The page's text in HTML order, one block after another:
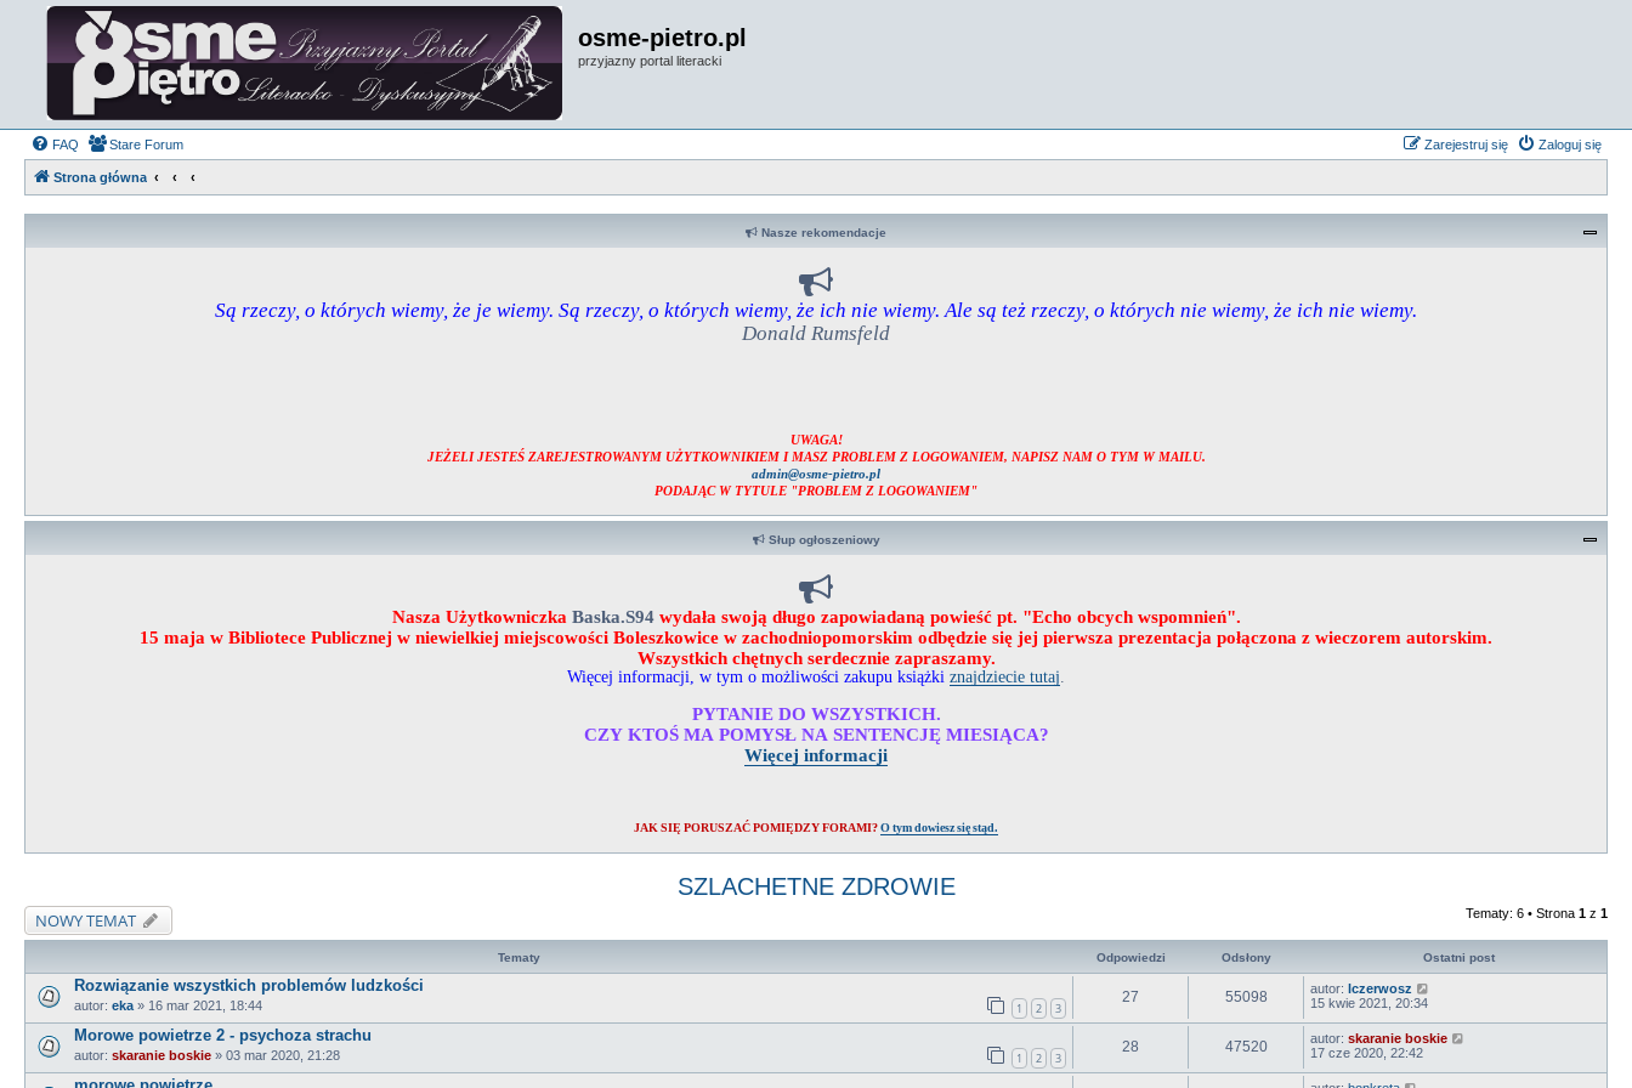
osme-pietro.pl
przyjazny portal literacki
FAQ Zaloguj się
Zarejestruj się
Stare Forum
Strona główna
Nasze rekomendacje
Są rzeczy, o których wiemy, że je wiemy. Są rzeczy, o których wiemy, że ich nie wiemy. Ale są też rzeczy, o których nie wiemy, że ich nie wiemy.
Donald Rumsfeld
UWAGA!
JEŻELI JESTEŚ ZAREJESTROWANYM UŻYTKOWNIKIEM I MASZ PROBLEM Z LOGOWANIEM, NAPISZ NAM O TYM W MAILU.
admin@osme-pietro.pl
PODAJĄC W TYTULE "PROBLEM Z LOGOWANIEM"
Słup ogłoszeniowy
Nasza Użytkowniczka Baska.S94 wydała swoją długo zapowiadaną powieść pt. "Echo obcych wspomnień".
15 maja w Bibliotece Publicznej w niewielkiej miejscowości Boleszkowice w zachodniopomorskim odbędzie się jej pierwsza prezentacja połączona z wieczorem autorskim.
Wszystkich chętnych serdecznie zapraszamy.
Więcej informacji, w tym o możliwości zakupu książki znajdziecie tutaj
PYTANIE DO WSZYSTKICH.
CZY KTOŚ MA POMYSŁ NA SENTENCJĘ MIESIĄCA?
Więcej informacji
JAK SIĘ PORUSZAĆ POMIĘDZY FORAMI? O tym dowiesz się stąd.
SZLACHETNE ZDROWIE
NOWY TEMAT Tematy: 6 • Strona 1 z 1
Tematy Odpowiedzi Odsłony Ostatni post
Rozwiązanie wszystkich problemów ludzkości
autor: eka » 16 mar 2021, 18:44 1 2 3
27 55098 autor: lczerwosz
15 kwie 2021, 20:34
Morowe powietrze 2 - psychoza strachu
autor: skaranie boskie » 03 mar 2020, 21:28 1 2 3
28 47520 autor: skaranie boskie
17 cze 2020, 22:42